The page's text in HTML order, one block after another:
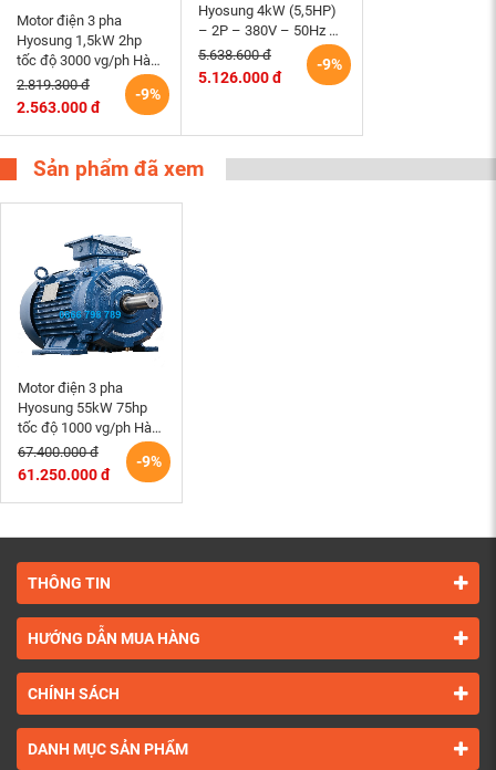
Motor điện 3 pha
Hyosung 1,5kW 2hp
tốc độ 3000 vg/ph Hàn
Quốc chân đế hộp cực
trên
-9%
2.819.300 đ
2.563.000 đ
Hyosung 4kW (5,5HP)
– 2P – 380V – 50Hz –
TEFC112M – B3 (tốc
độ 3000rpm) Hàn Quốc
-9%
5.638.600 đ
5.126.000 đ
Sản phẩm đã xem
Motor điện 3 pha
Hyosung 55kW 75hp
tốc độ 1000 vg/ph Hàn
Quốc
-9%
67.400.000 đ
61.250.000 đ
THÔNG TIN
HƯỚNG DẪN MUA HÀNG
CHÍNH SÁCH
DANH MỤC SẢN PHẨM